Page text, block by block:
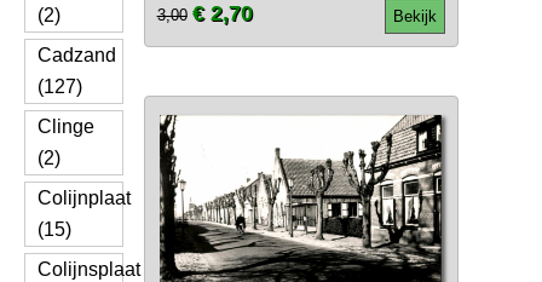
(2)
Cadzand
(127)
Clinge
(2)
Colijnplaat
(15)
Colijnsplaat
Bekijk
3,00 € 2,70